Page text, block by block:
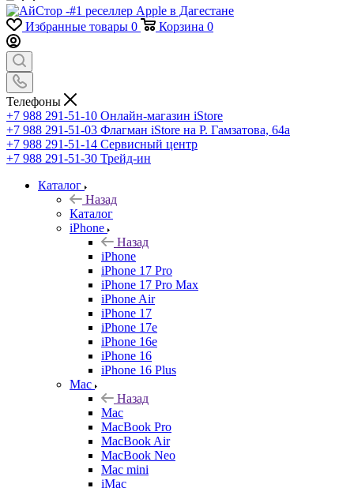
Избранные товары 0 Корзина 0
Телефоны
+7 988 291-51-10 Онлайн-магазин iStore
+7 988 291-51-03 Флагман iStore на Р. Гамзатова, 64а
+7 988 291-51-14 Сервисный центр
+7 988 291-51-30 Трейд-ин
Каталог
Назад
Каталог
iPhone
Назад
iPhone
iPhone 17 Pro
iPhone 17 Pro Max
iPhone Air
iPhone 17
iPhone 17e
iPhone 16e
iPhone 16
iPhone 16 Plus
Mac
Назад
Mac
MacBook Pro
MacBook Air
MacBook Neo
Mac mini
iMac